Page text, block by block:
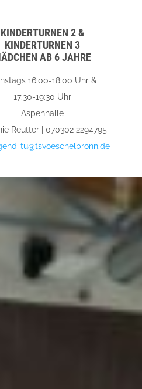
KINDERTURNEN 2 &
KINDERTURNEN 3
AB 6 JAHRE
16:00-18:00 Uhr &
17:30-19:30 Uhr
Aspenhalle
Reutter | 070302 2294795
tu@tsvoeschelbronn.de